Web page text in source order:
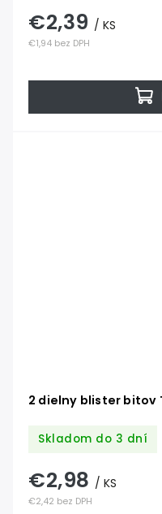
€1,94 bez DPH
€2,39 / KS
2 dielny blister bitov
Skladom do 3 dní
€2,42 bez DPH
€2,98 / KS